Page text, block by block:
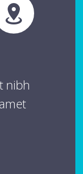


nibh